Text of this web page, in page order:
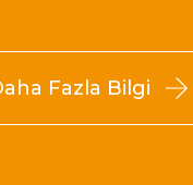
Fazla Bilgi